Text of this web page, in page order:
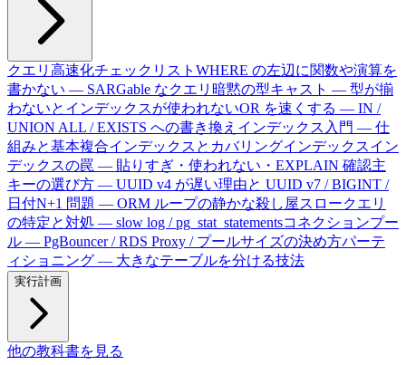
クエリ高速化チェックリスト WHERE の左辺に関数や演算を
書かない — SARGable なクエリ 暗黙の型キャスト — 型が揃
わないとインデックスが使われないOR を速くする — IN /
UNION ALL / EXISTS への書き換え インデックス入門 — 仕
組みと基本複合インデックスとカバリングインデックスイン
デックスの罠 — 貼りすぎ・使われない・EXPLAIN 確認主
キーの選び方 — UUID v4 が遅い理由と UUID v7 / BIGINT /
日付N+1 問題 — ORM ループの静かな殺し屋スロークエリ
の特定と対処 — slow log / pg_stat_statementsコネクションプー
ル — PgBouncer / RDS Proxy / プールサイズの決め方パーテ
ィショニング — 大きなテーブルを分ける技法
実行計画
他の教科書を見る